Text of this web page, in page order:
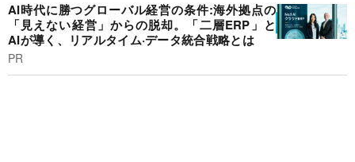
AI時代に勝つグローバル経営の条件:海外拠点の
「見えない経営」からの脱却。「二層ERP」と
AIが導く、リアルタイム·データ統合戦略とは
PR